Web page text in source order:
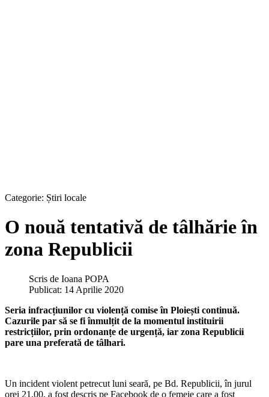
Categorie: Știri locale
O nouă tentativă de tâlhărie în
zona Republicii
Scris de Ioana POPA
Publicat: 14 Aprilie 2020
Seria infracțiunilor cu violență comise în Ploiești continuă.
Cazurile par să se fi înmulțit de la momentul instituirii
restricțiilor, prin ordonanțe de urgență, iar zona Republicii
pare una preferată de tâlhari.
Un incident violent petrecut luni seară, pe Bd. Republicii, în jurul
orei 21.00, a fost descris pe Facebook de o femeie care a fost